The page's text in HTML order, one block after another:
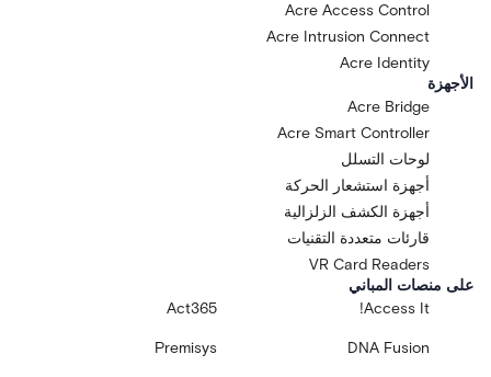
Acre Access Control
Acre Intrusion Connect
Acre Identity
الأجهزة
Acre Bridge
Acre Smart Controller
لوحات التسلل
أجهزة استشعار الحركة
أجهزة الكشف الزلزالية
قارئات متعددة التقنيات
VR Card Readers
على منصات المباني
Access It!
Act365
DNA Fusion
Premisys